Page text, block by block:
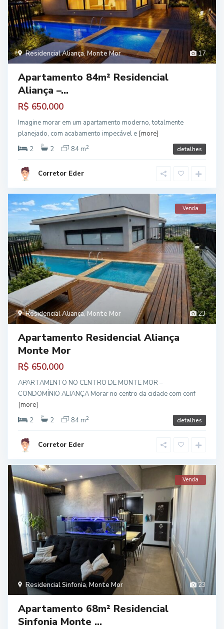
17
Residencial Aliança,Monte Mor
Apartamento 84m² Residencial
Aliança –...
R$ 650.000
Imagine morar em um apartamento moderno, totalmente
planejado, com acabamento impecável e [more]
2
2 84 m2 detalhes
Corretor Eder
23
Residencial Aliança, Monte Mor
Venda
Apartamento Residencial Aliança
Monte Mor
R$ 650.000
APARTAMENTO NO CENTRO DE MONTE MOR –
CONDOMÍNIO ALIANÇA Morar no centro da cidade com conf
[more]
2
2 84 m2 detalhes
Corretor Eder
23
Residencial Sinfonia, Monte Mor
Venda
Apartamento 68m² Residencial
Sinfonia Monte ...